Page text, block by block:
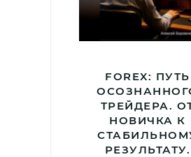
FOREX: ПУТЬ
ТРЕЙДЕРА.
НОВИЧКА К
РЕЗУЛЬТАТУ.